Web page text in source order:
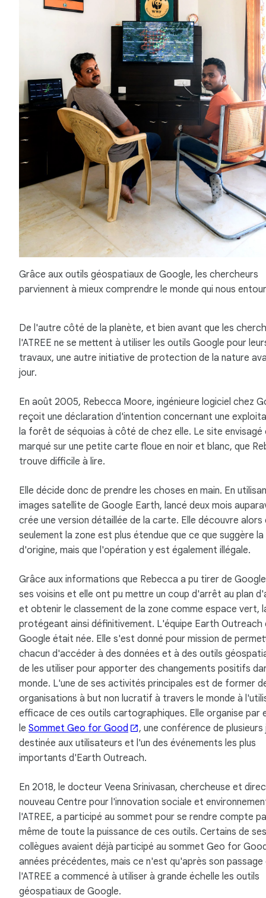
Grâce aux outils géospatiaux de Google, les chercheurs
parviennent à mieux comprendre le monde qui nous
De l'autre côté de la planète, et bien avant que les
l'ATREE ne se mettent à utiliser les outils Google pour
travaux, une autre initiative de protection de la nature
jour.
En août 2005, Rebecca Moore, ingénieure logiciel chez
reçoit une déclaration d'intention concernant une
la forêt de séquoias à côté de chez elle. Le site envisagé
marqué sur une petite carte floue en noir et blanc, que
trouve difficile à lire.
Elle décide donc de prendre les choses en main. En
images satellite de Google Earth, lancé deux mois
crée une version détaillée de la carte. Elle découvre alors
seulement la zone est plus étendue que ce que suggère
d'origine, mais que l'opération y est également illégale.
Grâce aux informations que Rebecca a pu tirer de
ses voisins et elle ont pu mettre un coup d'arrêt au plan
et obtenir le classement de la zone comme espace vert,
protégeant ainsi définitivement. L'équipe Earth Outreach
Google était née. Elle s'est donné pour mission de
chacun d'accéder à des données et à des outils
de les utiliser pour apporter des changements positifs
monde. L'une de ses activités principales est de former
organisations à but non lucratif à travers le monde à
efficace de ces outils cartographiques. Elle organise par
le Sommet Geo for Good
, une conférence de plusieurs
destinée aux utilisateurs et l'un des événements les plus
importants d'Earth Outreach.
En 2018, le docteur Veena Srinivasan, chercheuse et
nouveau Centre pour l'innovation sociale et
l'ATREE, a participé au sommet pour se rendre compte
même de toute la puissance de ces outils. Certains de ses
collègues avaient déjà participé au sommet Geo for
années précédentes, mais ce n'est qu'après son passage
l'ATREE a commencé à utiliser à grande échelle les outils
géospatiaux de Google.